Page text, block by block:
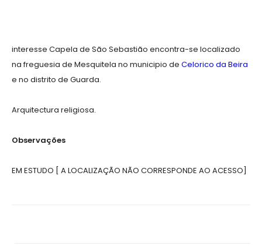
interesse Capela de São Sebastião encontra-se localizado
na freguesia de Mesquitela no municipio de Celorico da Beira
e no distrito de Guarda.
Arquitectura religiosa.
Observações
EM ESTUDO [ A LOCALIZAÇÃO NÃO CORRESPONDE AO ACESSO]